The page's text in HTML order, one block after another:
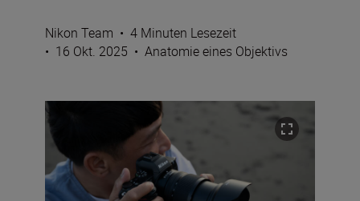
Nikon Team • 4 Minuten Lesezeit
• 16 Okt. 2025 • Anatomie eines Objektivs